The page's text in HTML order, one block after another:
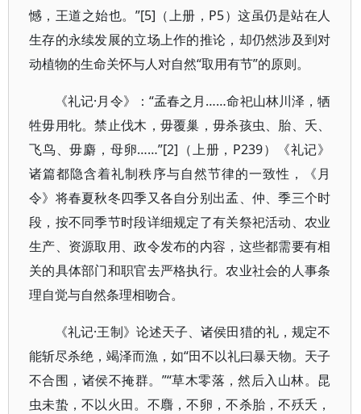
憾，王道之始也。”[5]（上册，P5）这虽仍是站在人
生存的永续发展的立场上作的推论，却仍然涉及到对
动植物的生命关怀与人对自然“取用有节”的原则。
《礼记·月令》：“孟春之月……命祀山林川泽，牺
牲毋用牝。禁止伐木，毋覆巢，毋杀孩虫、胎、夭、
飞鸟、毋麝，母卵……”[2]（上册，P239）《礼记》
诸篇都隐含着礼制秩序与自然节律的一致性，《月
令》将春夏秋冬四季又各自分别出孟、仲、季三个时
段，按不同季节时段详细规定了有关祭祀活动、农业
生产、资源取用、政令发布的内容，这些都需要有相
关的具体部门和职官去严格执行。农业社会的人事条
理自觉与自然条理相吻合。
《礼记·王制》论述天子、诸侯田猎的礼，规定不
能斩尽杀绝，竭泽而漁，如“田不以礼曰暴天物。天子
不合围，诸侯不掩群。”“草木零落，然后入山林。昆
虫未蛰，不以火田。不麛，不卵，不杀胎，不殀夭，